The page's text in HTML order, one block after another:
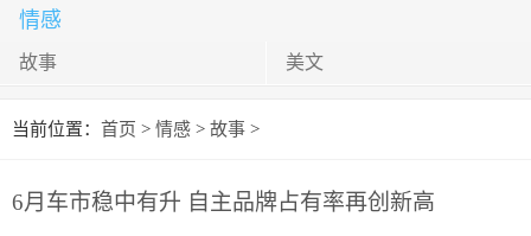
情感
故事 美文
当前位置： 首页 > 情感 > 故事 >
6月车市稳中有升 自主品牌占有率再创新高